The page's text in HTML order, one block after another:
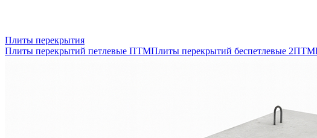
Плиты перекрытия
Плиты перекрытий петлевые ПТМПлиты перекрытий беспетлевые 2ПТМ